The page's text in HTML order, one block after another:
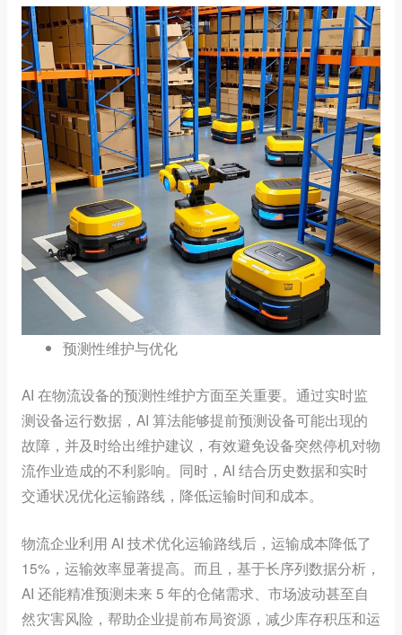
预测性维护与优化
AI 在物流设备的预测性维护方面至关重要。通过实时监
测设备运行数据，AI 算法能够提前预测设备可能出现的
故障，并及时给出维护建议，有效避免设备突然停机对物
流作业造成的不利影响。同时，AI 结合历史数据和实时
交通状况优化运输路线，降低运输时间和成本。
物流企业利用 AI 技术优化运输路线后，运输成本降低了
15%，运输效率显著提高。而且，基于长序列数据分析，
AI 还能精准预测未来 5 年的仓储需求、市场波动甚至自
然灾害风险，帮助企业提前布局资源，减少库存积压和运